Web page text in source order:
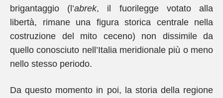
brigantaggio (l’abrek, il fuorilegge votato alla
libertà, rimane una figura storica centrale nella
costruzione del mito ceceno) non dissimile da
quello conosciuto nell’Italia meridionale più o meno
nello stesso periodo.
Da questo momento in poi, la storia della regione